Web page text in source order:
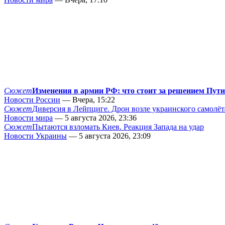
СюжетИзменения в армии РФ: что стоит за решением
Новости России — Вчера, 15:22
СюжетДиверсия в Лейпциге. Дрон возле украинского
Новости мира — 5 августа 2026, 23:36
СюжетПытаются взломать Киев. Реакция Запада на удар
Новости Украины — 5 августа 2026, 23:09